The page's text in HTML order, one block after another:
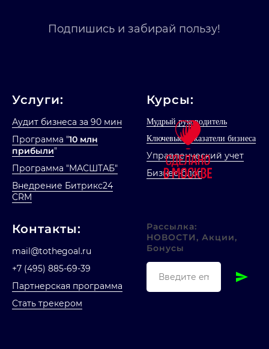
Услуги:
Аудит бизнеса за 90 мин
Программа "10 млн
прибыли"
Программа "МАСШТАБ"
Внедрение Битрикс24
CRM
Курсы:
Мудрый руководитель
Ключевые показатели бизнеса
Управленческий учет
Бизнес-блог
Контакты:
mail@tothegoal.ru
+7 (495) 885-69-39
Партнерская программа
Стать трекером
Рассылка:
НОВОСТИ, Акции,
Бонусы